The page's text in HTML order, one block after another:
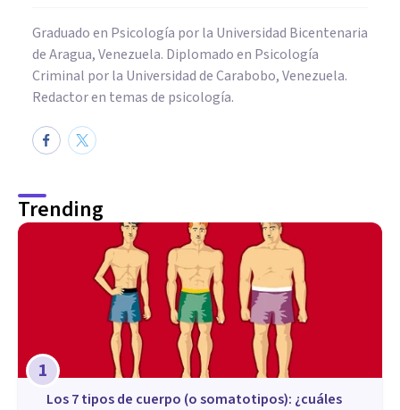
Graduado en Psicología por la Universidad Bicentenaria
de Aragua, Venezuela. Diplomado en Psicología
Criminal por la Universidad de Carabobo, Venezuela.
Redactor en temas de psicología.
Trending
1
​Los 7 tipos de cuerpo (o somatotipos): ¿cuáles